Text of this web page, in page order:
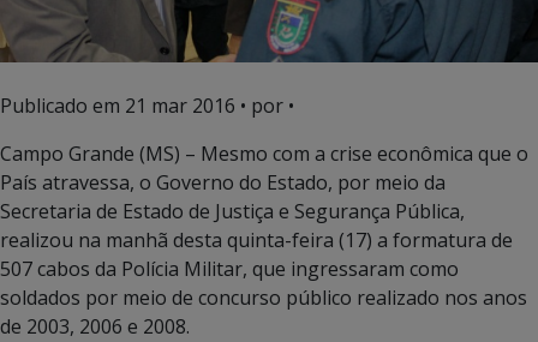
Publicado em 21 mar 2016 • por •
Campo Grande (MS) – Mesmo com a crise econômica que o
País atravessa, o Governo do Estado, por meio da
Secretaria de Estado de Justiça e Segurança Pública,
realizou na manhã desta quinta-feira (17) a formatura de
507 cabos da Polícia Militar, que ingressaram como
soldados por meio de concurso público realizado nos anos
de 2003, 2006 e 2008.